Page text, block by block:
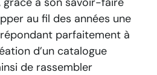
au fil des années une
parfaitement à
d’un catalogue
de rassembler